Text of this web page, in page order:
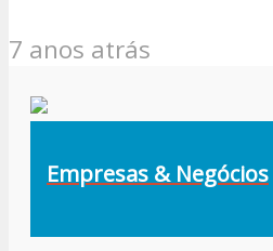
7 anos atrás
Empresas & Negócios